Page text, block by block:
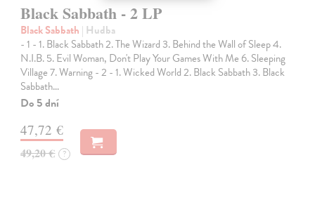
Black Sabbath - 2 LP
Black Sabbath | Hudba
- 1 - 1. Black Sabbath 2. The Wizard 3. Behind the Wall of Sleep 4.
N.I.B. 5. Evil Woman, Don't Play Your Games With Me 6. Sleeping
Village 7. Warning - 2 - 1. Wicked World 2. Black Sabbath 3. Black
Sabbath…
Do 5 dní
47,72 €
49,20 € ?